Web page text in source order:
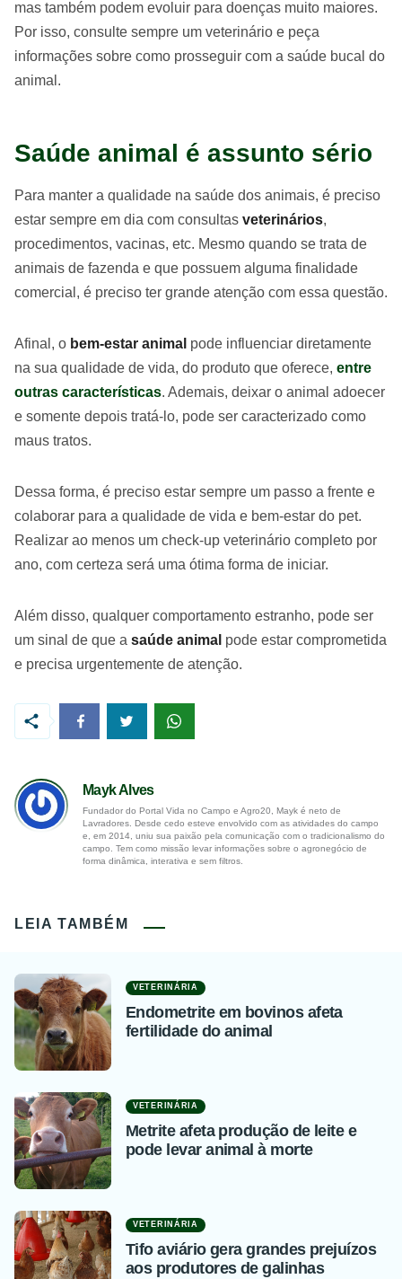
mas também podem evoluir para doenças muito maiores.
Por isso, consulte sempre um veterinário e peça
informações sobre como prosseguir com a saúde bucal do
animal.
Saúde animal é assunto sério
Para manter a qualidade na saúde dos animais, é preciso
estar sempre em dia com consultas veterinários,
procedimentos, vacinas, etc. Mesmo quando se trata de
animais de fazenda e que possuem alguma finalidade
comercial, é preciso ter grande atenção com essa questão.
Afinal, o bem-estar animal pode influenciar diretamente
na sua qualidade de vida, do produto que oferece, entre
outras características. Ademais, deixar o animal adoecer
e somente depois tratá-lo, pode ser caracterizado como
maus tratos.
Dessa forma, é preciso estar sempre um passo a frente e
colaborar para a qualidade de vida e bem-estar do pet.
Realizar ao menos um check-up veterinário completo por
ano, com certeza será uma ótima forma de iniciar.
Além disso, qualquer comportamento estranho, pode ser
um sinal de que a saúde animal pode estar comprometida
e precisa urgentemente de atenção.
Mayk Alves
Fundador do Portal Vida no Campo e Agro20, Mayk é neto de
Lavradores. Desde cedo esteve envolvido com as atividades do campo
e, em 2014, uniu sua paixão pela comunicação com o tradicionalismo do
campo. Tem como missão levar informações sobre o agronegócio de
forma dinâmica, interativa e sem filtros.
LEIA TAMBÉM
VETERINÁRIA
Endometrite em bovinos afeta
fertilidade do animal
VETERINÁRIA
Metrite afeta produção de leite e
pode levar animal à morte
VETERINÁRIA
Tifo aviário gera grandes prejuízos
aos produtores de galinhas